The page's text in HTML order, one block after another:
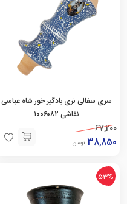
سری سفالی نری بادگیر خور شاه عباسی
نقاشی ۱۰۰۶۰۸۲
67,200
38,850 تومان
53%